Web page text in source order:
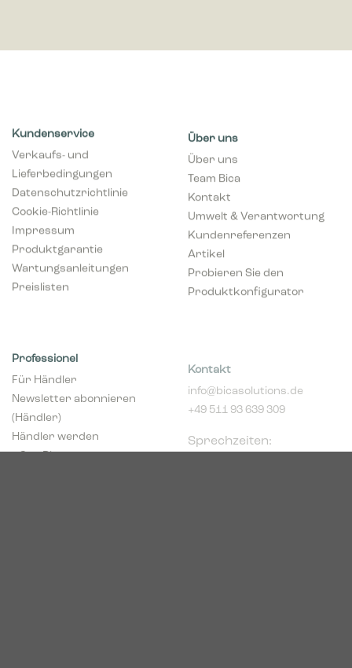
Kundenservice
Verkaufs- und
Lieferbedingungen
Datenschutzrichtlinie
Cookie-Richtlinie
Impressum
Produktgarantie
Wartungsanleitungen
Preislisten
Über uns
Über uns
Team Bica
Kontakt
Umwelt & Verantwortung
Kundenreferenzen
Artikel
Probieren Sie den
Produktkonfigurator
info@bicasolutions.de
+49 511 93 639 309
Montags bis